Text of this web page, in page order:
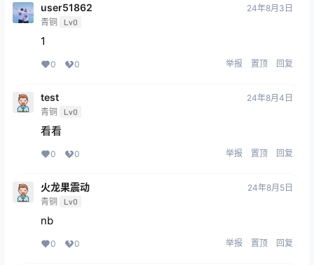
user51862
青铜 Lv0
24年8月3日
1
0 0 举报 置顶 回复
test
青铜 Lv0
24年8月4日
看看
0 0 举报 置顶 回复
火龙果震动
青铜 Lv0
24年8月5日
nb
0 0 举报 置顶 回复